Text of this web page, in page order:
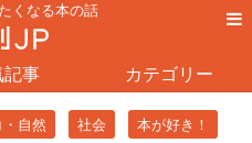
くなる本の話
記事 カテゴリー
自然 社会 本が好き！